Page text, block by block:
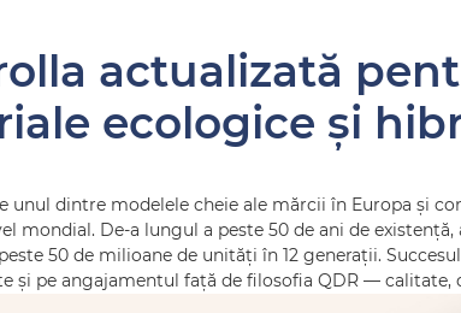
actualizată
ecologice și
unul dintre modelele cheie ale mărcii în Europa și
mondial. De-a lungul a peste 50 de ani de
50 de milioane de unități în 12 generații.
și pe angajamentul față de filosofia QDR — calitate,